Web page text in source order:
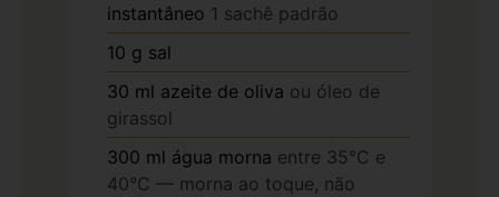
instantâneo 1 sachê padrão
10 g sal
30 ml azeite de oliva ou óleo de
girassol
300 ml água morna entre 35°C e
40°C — morna ao toque, não